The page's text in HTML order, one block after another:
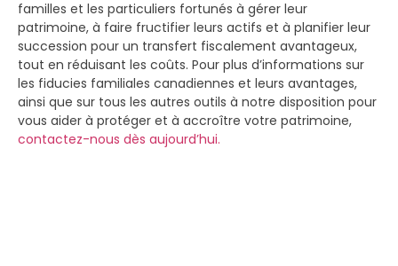
familles et les particuliers fortunés à gérer leur
patrimoine, à faire fructifier leurs actifs et à planifier leur
succession pour un transfert fiscalement avantageux,
tout en réduisant les coûts. Pour plus d’informations sur
les fiducies familiales canadiennes et leurs avantages,
ainsi que sur tous les autres outils à notre disposition pour
vous aider à protéger et à accroître votre patrimoine,
contactez-nous dès aujourd’hui.